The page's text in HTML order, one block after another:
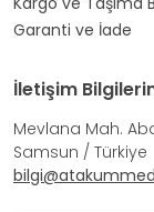
Garanti ve İade
İletişim
Mevlana Mah.
Samsun / Türkiye